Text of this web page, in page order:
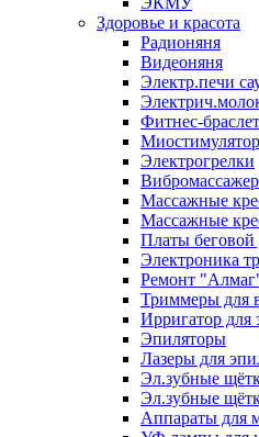
Здоровье и красота
Радионяня
Видеоняня
Электр.печи
Фитнес-
Электрогрелки
Массажные
Массажные
Платы
Электроника
Ремонт
Триммеры для
Ирригатор для
Эпиляторы
Лазеры для
Эл.зубные
Эл.зубные
Аппараты для